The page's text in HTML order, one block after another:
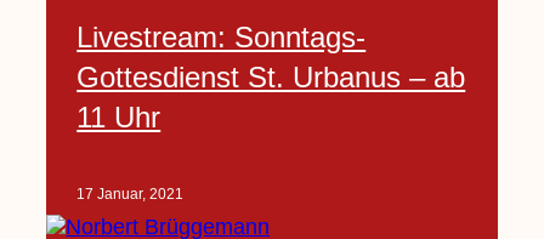
Livestream: Sonntags-
Gottesdienst St. Urbanus – ab
11 Uhr
17 Januar, 2021